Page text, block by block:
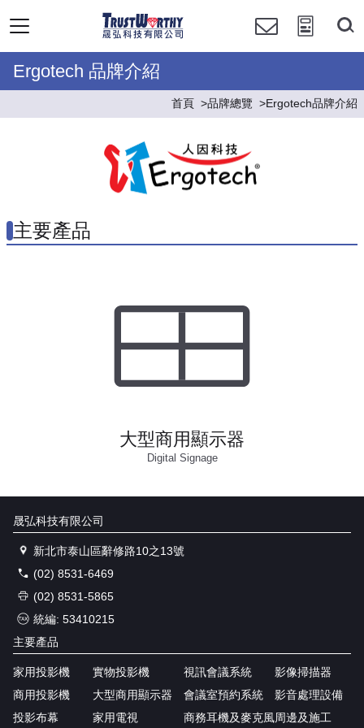
Ergotech 品牌介紹
首頁 品牌總覽 Ergotech品牌介紹
主要產品
大型商用顯示器
Digital Signage
晟弘科技有限公司
新北市泰山區辭修路10之13號
(02) 8531-6469
(02) 8531-5865
統編: 53410215
主要產品
家用投影機
商用投影機
投影布幕
實物投影機
大型商用顯示器
家用電視
視訊會議系統
會議室預約系統
商務耳機及麥克風
影像掃描器
影音處理設備
周邊及施工